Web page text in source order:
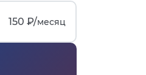
150 ₽/месяц